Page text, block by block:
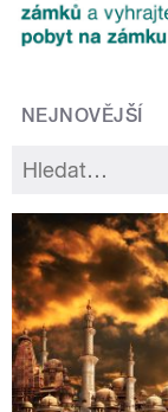
NEJNOVĚJŠÍ